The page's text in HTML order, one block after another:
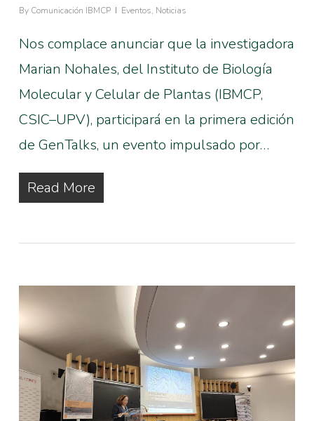
By Comunicación IBMCP Eventos, Noticias
Nos complace anunciar que la investigadora
Marian Nohales, del Instituto de Biología
Molecular y Celular de Plantas (IBMCP,
CSIC–UPV), participará en la primera edición
de GenTalks, un evento impulsado por…
Read More